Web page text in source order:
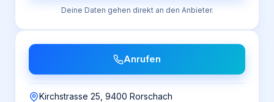
Deine Daten gehen direkt an den Anbieter.
Anrufen
Kirchstrasse 25, 9400 Rorschach